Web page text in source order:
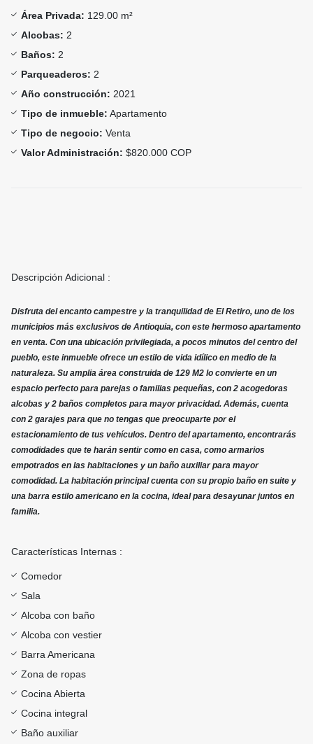
Área Privada: 129.00 m²
Alcobas: 2
Baños: 2
Parqueaderos: 2
Año construcción: 2021
Tipo de inmueble: Apartamento
Tipo de negocio: Venta
Valor Administración: $820.000 COP
Descripción Adicional :
Disfruta del encanto campestre y la tranquilidad de El Retiro, uno de los
municipios más exclusivos de Antioquia, con este hermoso apartamento
en venta. Con una ubicación privilegiada, a pocos minutos del centro del
pueblo, este inmueble ofrece un estilo de vida idílico en medio de la
naturaleza. Su amplia área construida de 129 M2 lo convierte en un
espacio perfecto para parejas o familias pequeñas, con 2 acogedoras
alcobas y 2 baños completos para mayor privacidad. Además, cuenta
con 2 garajes para que no tengas que preocuparte por el
estacionamiento de tus vehículos. Dentro del apartamento, encontrarás
comodidades que te harán sentir como en casa, como armarios
empotrados en las habitaciones y un baño auxiliar para mayor
comodidad. La habitación principal cuenta con su propio baño en suite y
una barra estilo americano en la cocina, ideal para desayunar juntos en
familia.
Características Internas :
Comedor
Sala
Alcoba con baño
Alcoba con vestier
Barra Americana
Zona de ropas
Cocina Abierta
Cocina integral
Baño auxiliar